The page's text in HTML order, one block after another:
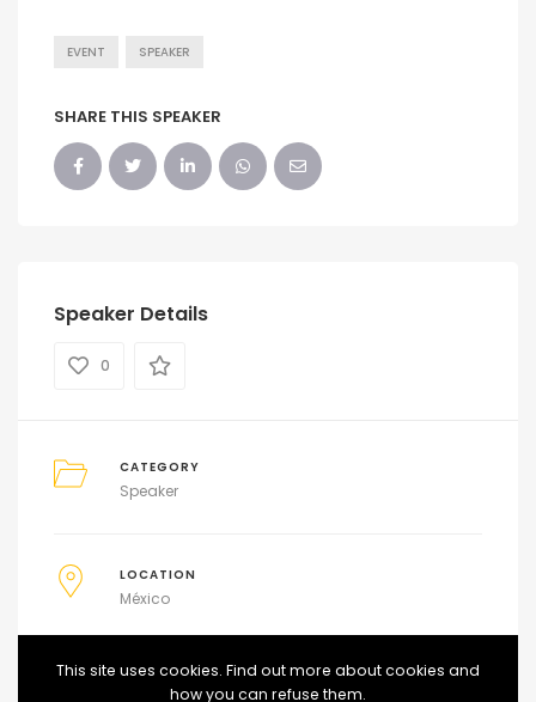
EVENT SPEAKER
SHARE THIS SPEAKER
Speaker Details
0
CATEGORY
Speaker
LOCATION
México
This site uses cookies. Find out more about cookies and
how you can refuse them.